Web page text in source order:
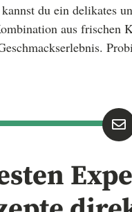
du ein delikates
aus frischen